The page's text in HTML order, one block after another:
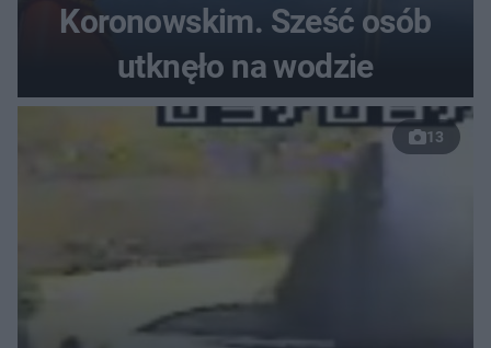
Koronowskim. Sześć osób
utknęło na wodzie
13